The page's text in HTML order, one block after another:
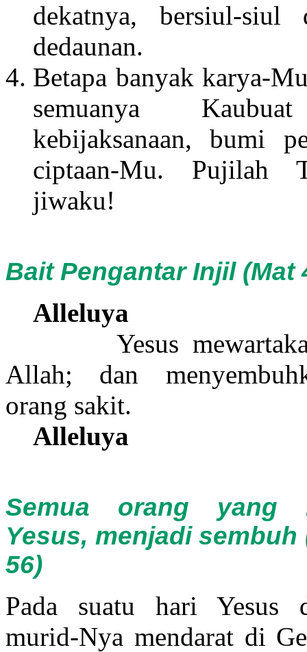
dekatnya, bersiul-siul
dedaunan.
Betapa banyak karya-
semuanya
kebijaksanaan, bumi
ciptaan-Mu. Pujilah
jiwaku!
Bait Pengantar Injil (Mat
Alleluya
Yesus mewartakan
Allah; dan
orang sakit.
Alleluya
Semua orang yang
Yesus, menjadi sembuh
56)
Pada suatu hari Yesus
murid-Nya mendarat di